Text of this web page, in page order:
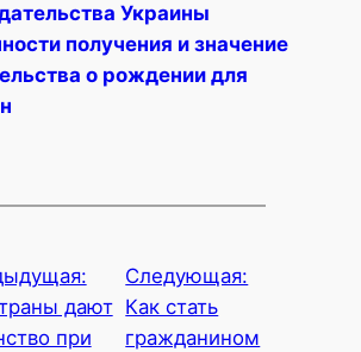
Украины
получения и значение
о рождении для
дают
при
Следующая:
Как стать
гражданином